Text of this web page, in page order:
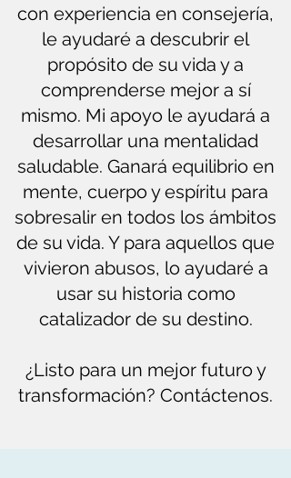
con experiencia en consejería,
le ayudaré a descubrir el
propósito de su vida y a
comprenderse mejor a sí
mismo. Mi apoyo le ayudará a
desarrollar una mentalidad
saludable. Ganará equilibrio en
mente, cuerpo y espíritu para
sobresalir en todos los ámbitos
de su vida. Y para aquellos que
vivieron abusos, lo ayudaré a
usar su historia como
catalizador de su destino.
¿Listo para un mejor futuro y
transformación? Contáctenos.